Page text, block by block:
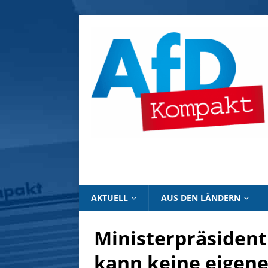
AKTUELL AUS DEN LÄNDERN
Ministerpräsident
kann keine